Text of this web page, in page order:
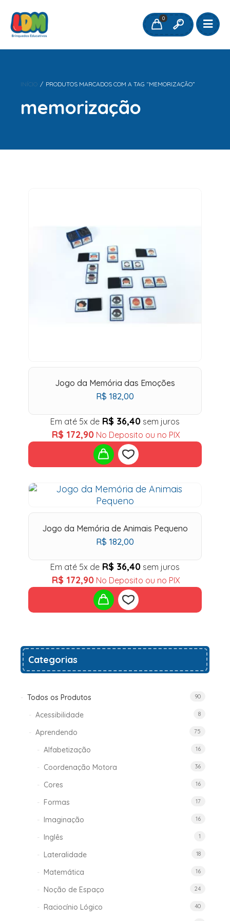
0
INÍCIO / PRODUTOS MARCADOS COM A TAG “MEMORIZAÇÃO”
memorização
Jogo da Memória das Emoções
R$ 182,00
Em até 5x de R$ 36,40 sem juros
R$ 172,90 No Deposito ou no PIX
Add
to
wishlist
Jogo da Memória de Animais Pequeno
R$ 182,00
Em até 5x de R$ 36,40 sem juros
R$ 172,90 No Deposito ou no PIX
Categorias
Todos os Produtos 90
Acessibilidade 8
Aprendendo 75
Alfabetização 16
Coordenação Motora 36
Cores 16
Formas 17
Imaginação 16
Inglês 1
Lateralidade 18
Matemática 16
Noção de Espaço 24
Raciocínio Lógico 40